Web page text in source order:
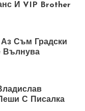
И VIP Brother
Съм Градски
Вълнува
С Писалка